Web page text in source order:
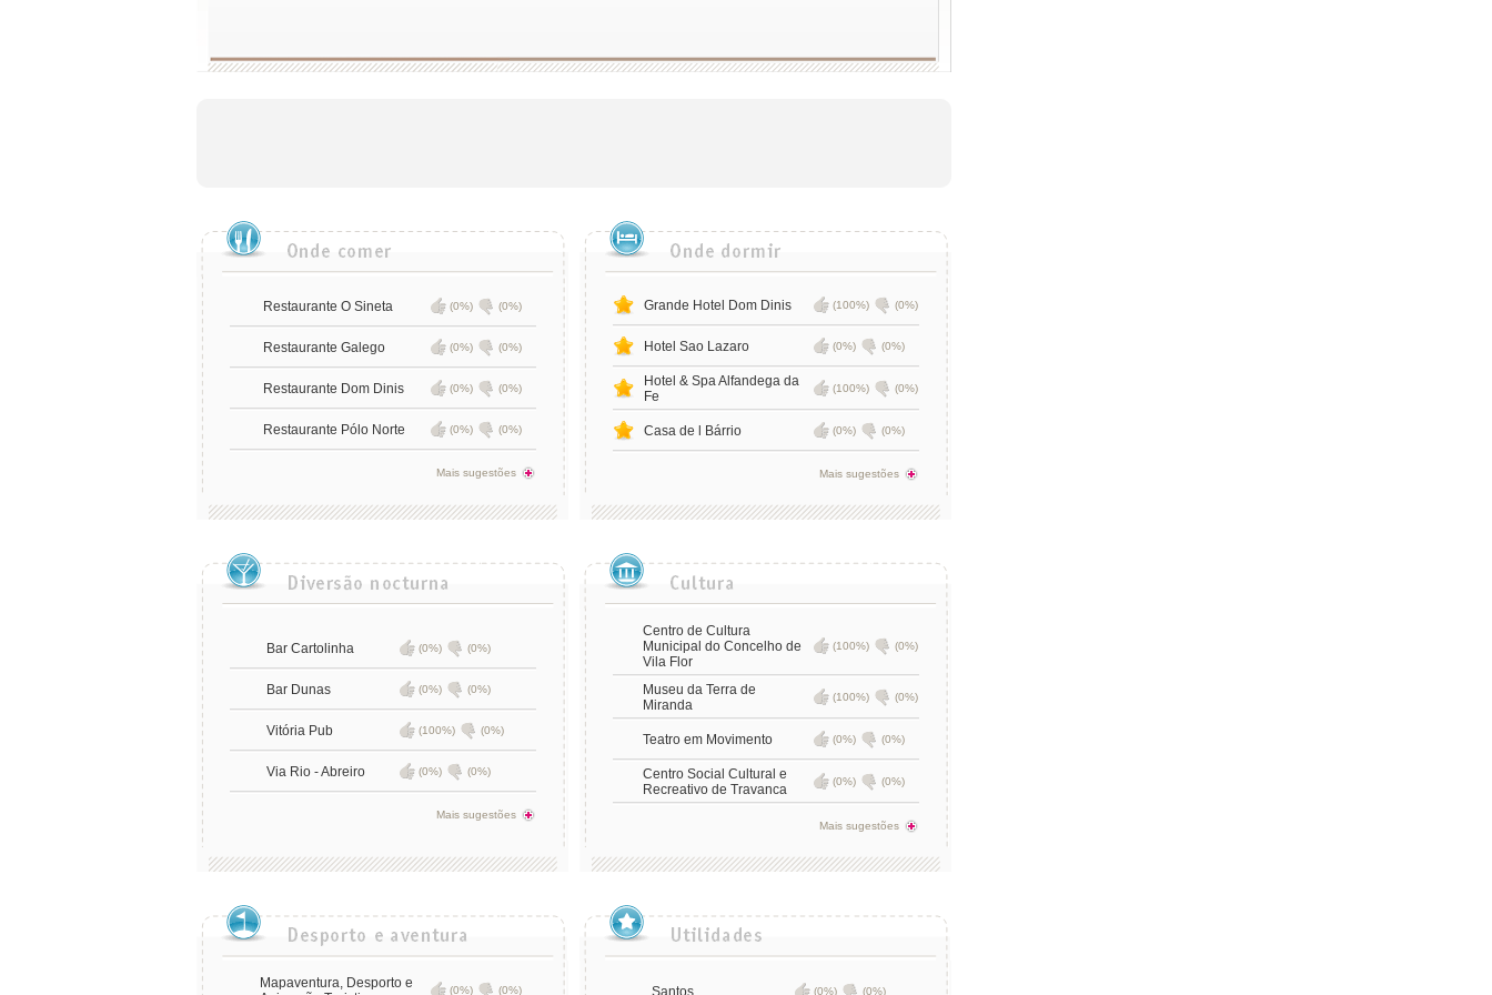
Restaurante O Sineta (0%) (0%)
Restaurante Galego (0%) (0%)
Restaurante Dom Dinis (0%) (0%)
Restaurante Pólo Norte (0%) (0%)
Mais sugestões
Grande Hotel Dom Dinis (100%) (0%)
Hotel Sao Lazaro (0%) (0%)
Hotel & Spa Alfandega da
Fe
(100%) (0%)
Casa de l Bárrio (0%) (0%)
Mais sugestões
Bar Cartolinha (0%) (0%)
Bar Dunas (0%) (0%)
Vitória Pub (100%) (0%)
Via Rio - Abreiro (0%) (0%)
Mais sugestões
Centro de Cultura
Municipal do Concelho de
Vila Flor
(100%) (0%)
Museu da Terra de
Miranda
(100%) (0%)
Teatro em Movimento (0%) (0%)
Centro Social Cultural e
Recreativo de Travanca
(0%) (0%)
Mais sugestões
Mapaventura, Desporto e
(0%) (0%) Santos (0%) (0%)